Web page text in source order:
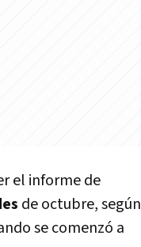
el informe de
de octubre, según
se comenzó a